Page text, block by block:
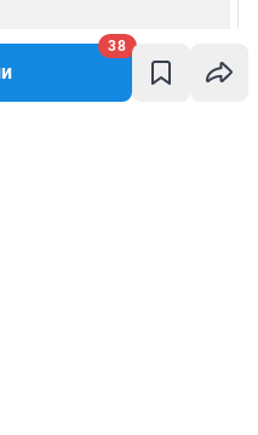
38